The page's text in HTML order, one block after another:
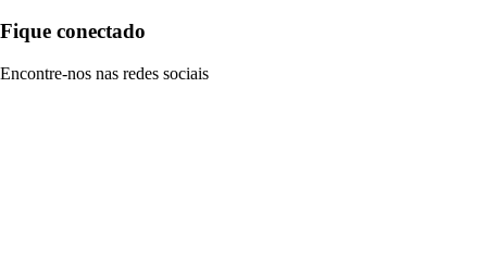
Fique conectado
Encontre-nos nas redes sociais